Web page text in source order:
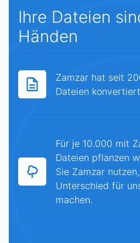
Ihre Dateien
Händen
Zamzar hat seit
Dateien
Für je 10.000 mit
Dateien pflanzen
Sie Zamzar
Unterschied für
machen.